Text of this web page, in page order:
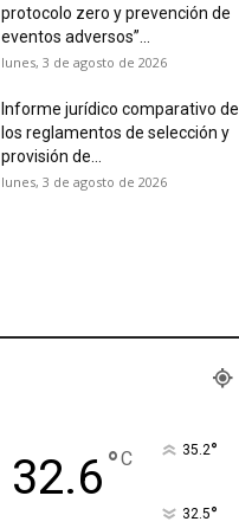
protocolo zero y prevención de
eventos adversos”...
lunes, 3 de agosto de 2026
Informe jurídico comparativo de
los reglamentos de selección y
provisión de...
lunes, 3 de agosto de 2026
32.6°C 35.2°
32.5°